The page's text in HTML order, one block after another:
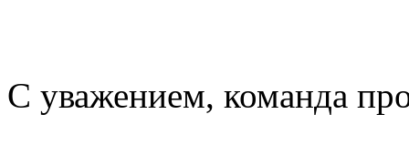
С уважением, команда